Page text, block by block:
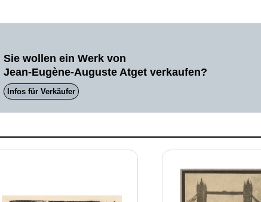
Sie wollen ein Werk von
Jean-Eugène-Auguste Atget verkaufen?
Infos für Verkäufer